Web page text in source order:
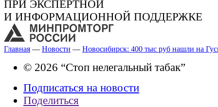
ПРИ ЭКСПЕРТНОЙ
И ИНФОРМАЦИОННОЙ ПОДДЕРЖКЕ
Главная — Новости — Новосибирск: 400 тыс руб нашли на
© 2026 “Стоп нелегальный табак”
Подписаться на новости
Поделиться